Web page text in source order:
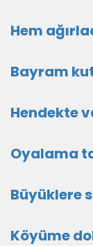
Hem
Bayram
Hendekte
Oyalama
Büyüklere
Köyüme